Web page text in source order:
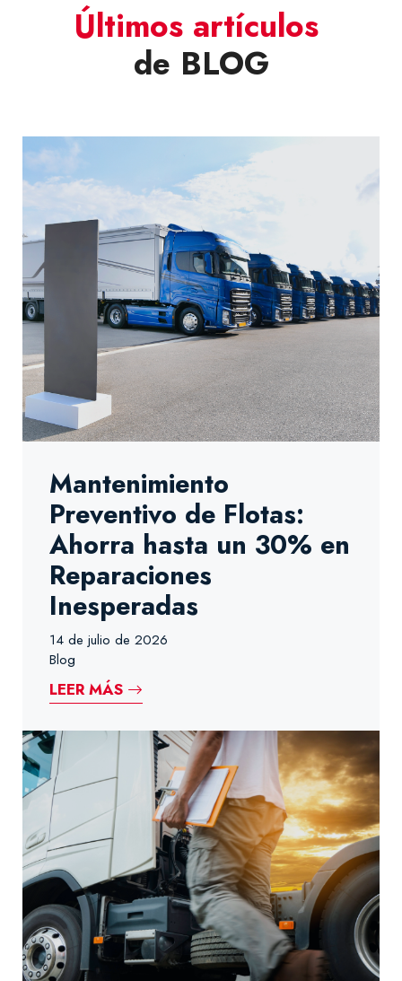
Últimos artículos
de BLOG
Mantenimiento
Preventivo de Flotas:
Ahorra hasta un 30% en
Reparaciones
Inesperadas
14 de julio de 2026
Blog
LEER MÁS